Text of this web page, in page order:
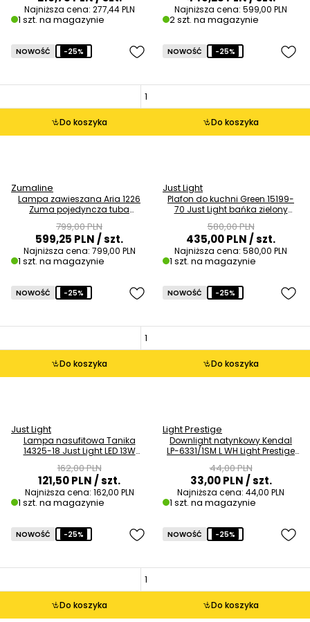
Najniższa cena: 277,44 PLN
1 szt. na magazynie
Najniższa cena: 599,00 PLN
2 szt. na magazynie
Do koszyka
NOWOŚĆ -25%
Zumaline
Lampa zawieszana Aria 1226
Zuma pojedyncza tuba
799,00 PLN
599,25 PLN/ szt.
Najniższa cena: 799,00 PLN
1 szt. na magazynie
Do koszyka
NOWOŚĆ -25%
Just Light
Plafon do kuchni Green 15199-
70 Just Light bańka zielony
580,00 PLN
435,00 PLN/ szt.
Najniższa cena: 580,00 PLN
1 szt. na magazynie
Do koszyka
NOWOŚĆ -25%
Just Light
Lampa nasufitowa Tanika
14325-18 Just Light LED 13W
162,00 PLN
121,50 PLN/ szt.
Najniższa cena: 162,00 PLN
1 szt. na magazynie
Do koszyka
NOWOŚĆ -25%
Light Prestige
Downlight natynkowy Kendal
LP-6331/1SM L WH Light Prestige
44,00 PLN
33,00 PLN/ szt.
Najniższa cena: 44,00 PLN
1 szt. na magazynie
Do koszyka
NOWOŚĆ -25%
Do koszyka
NOWOŚĆ -25%